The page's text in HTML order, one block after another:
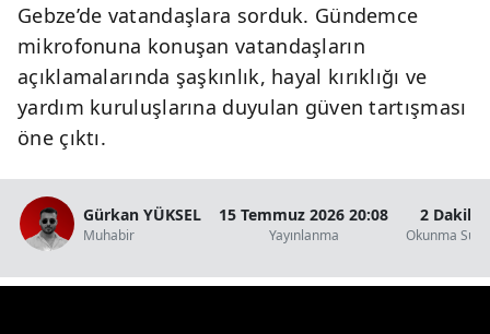
Gebze’de vatandaşlara sorduk. Gündemce
mikrofonuna konuşan vatandaşların
açıklamalarında şaşkınlık, hayal kırıklığı ve
yardım kuruluşlarına duyulan güven tartışması
öne çıktı.
Gürkan YÜKSEL
Muhabir
15 Temmuz 2026 20:08
Yayınlanma
2 Dakika
Okunma